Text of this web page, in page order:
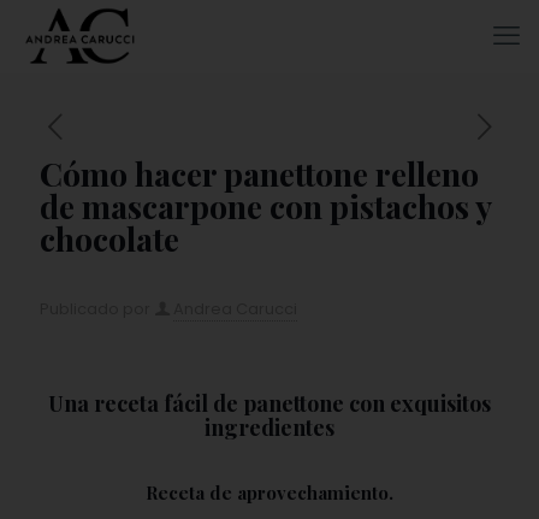
Cómo hacer panettone relleno
de mascarpone con pistachos y
chocolate
Una receta fácil de panettone con exquisitos
ingredientes
Receta de aprovechamiento.